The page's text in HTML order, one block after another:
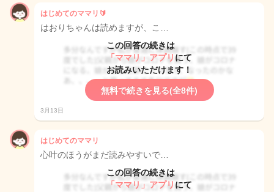
はじめてのママリ🔰
はおりちゃんは読めますが、こ…
この回答の続きは
「ママリ」アプリ にて
お読みいただけます！
無料で続きを見る(全8件)
3月13日
はじめてのママリ
心叶のほうがまだ読みやすいで…
この回答の続きは
「ママリ」アプリ にて